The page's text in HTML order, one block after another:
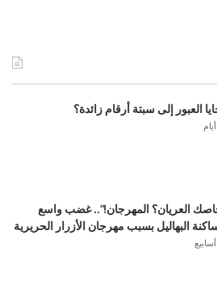
العبور إلى سبتة أرقام زائدة؟
العريان؟ المهرجان!”.. غضب واسع
البهاليل بسبب مهرجان الأزرار الحريرية